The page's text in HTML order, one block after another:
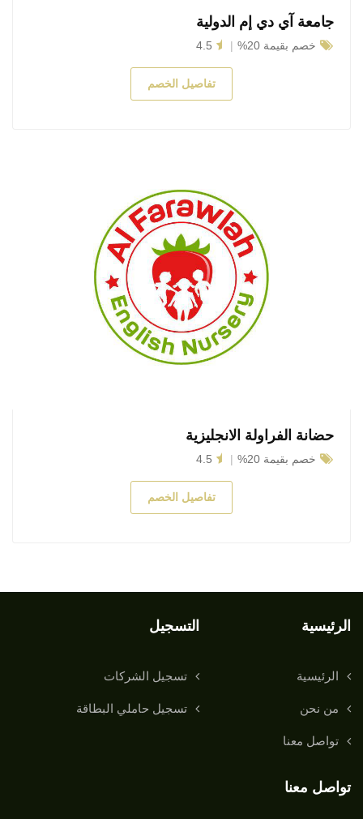
جامعة آي دي إم الدولية
خصم بقيمة 20% 4.5
تفاصيل الخصم
حضانة الفراولة الانجليزية
خصم بقيمة 20% 4.5
تفاصيل الخصم
الرئيسية
الرئيسية
من نحن
تواصل معنا
التسجيل
تسجيل الشركات
تسجيل حاملي البطاقة
تواصل معنا